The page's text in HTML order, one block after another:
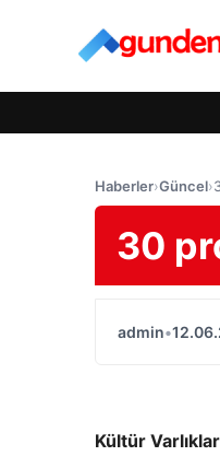
Haberler›Güncel›
30
admin•
Kültür